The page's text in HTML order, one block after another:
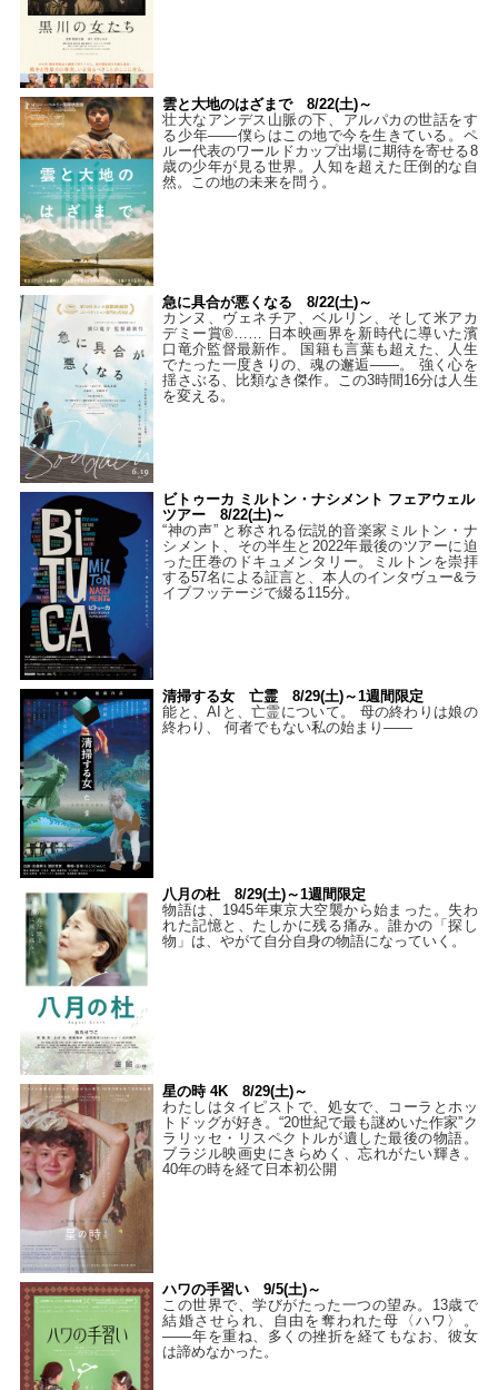
雲と大地のはざまで 8/22(土)～
壮大なアンデス山脈の下、アルパカの世話をす
る少年――僕らはこの地で今を生きている。ペ
ルー代表のワールドカップ出場に期待を寄せる8
歳の少年が見る世界。人知を超えた圧倒的な自
然。この地の未来を問う。
急に具合が悪くなる 8/22(土)～
カンヌ、ヴェネチア、ベルリン、そして米アカ
デミー賞®…… 日本映画界を新時代に導いた濱
口竜介監督最新作。 国籍も言葉も超えた、人生
でたった一度きりの、魂の邂逅――。 強く心を
揺さぶる、比類なき傑作。この3時間16分は人生
を変える。
ビトゥーカ ミルトン・ナシメント フェアウェル
ツアー 8/22(土)～
“神の声” と称される伝説的音楽家ミルトン・ナ
シメント、その半生と2022年最後のツアーに迫
った圧巻のドキュメンタリー。ミルトンを崇拝
する57名による証言と、本人のインタヴュー&ラ
イブフッテージで綴る115分。
清掃する女 亡霊 8/29(土)～1週間限定
能と、AIと、亡霊について。 母の終わりは娘の
終わり、 何者でもない私の始まり――
八月の杜 8/29(土)～1週間限定
物語は、1945年東京大空襲から始まった。失わ
れた記憶と、たしかに残る痛み。誰かの「探し
物」は、やがて自分自身の物語になっていく。
星の時 4K 8/29(土)～
わたしはタイピストで、処⼥で、コーラとホッ
トドッグが好き。“20世紀で最も謎めいた作家”ク
ラリッセ・リスペクトルが遺した最後の物語。
ブラジル映画史にきらめく、忘れがたい輝き。
40年の時を経て⽇本初公開
ハワの手習い 9/5(土)～
この世界で、学びがたった一つの望み。13歳で
結婚させられ、自由を奪われた母〈ハワ〉。
——年を重ね、多くの挫折を経てもなお、彼女
は諦めなかった。